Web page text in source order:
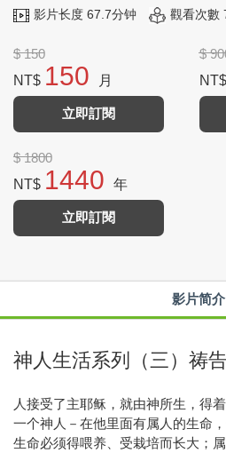
影片长度 67.7分钟 觀看次數
$ 150
NT$ 150 月
立即訂閱
$
NT$
$ 1800
NT$ 1440 年
立即訂閱
影片简介
神人生活系列（三）祷
人接受了主耶稣，就由神所生，得
一个神人－在他里面有属人的生命
生命必须得喂养、受栽培而长大；